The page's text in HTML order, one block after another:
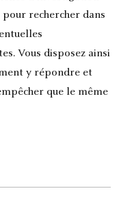
pour rechercher dans
Vous disposez ainsi
y répondre et
que le même